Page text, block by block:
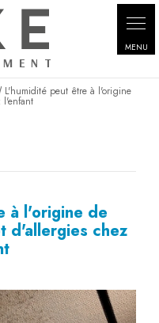
L'humidité peut être à l'origine
l'enfant
à l'origine de
d'allergies chez